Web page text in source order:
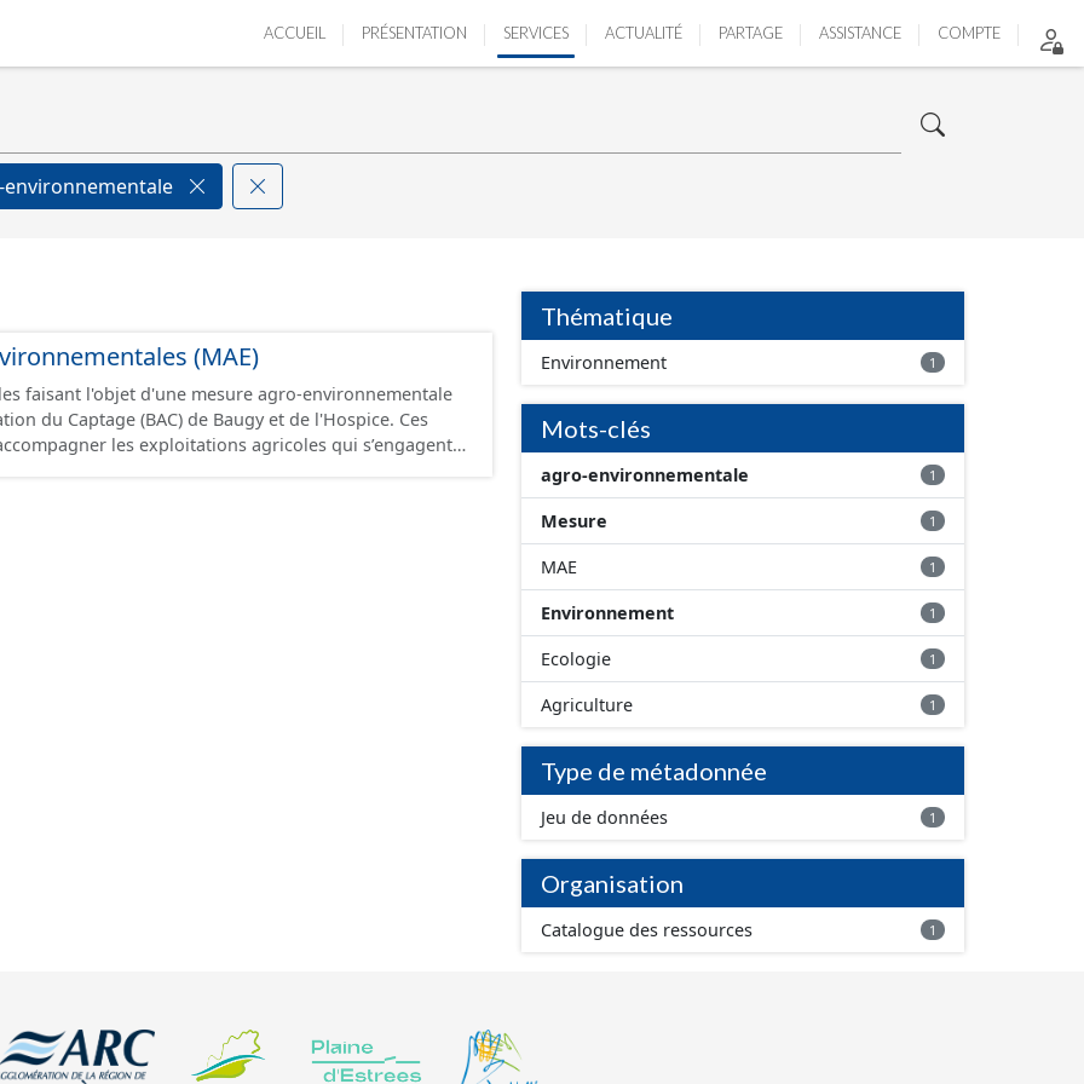
ACCUEIL PRÉSENTATION SERVICES ACTUALITÉ PARTAGE ASSISTANCE COMPTE
(MAE)
faisant l'objet d'une mesure agro-environnementale
du Captage (BAC) de Baugy et de l'Hospice. Ces
les exploitations agricoles qui s’engagent
Thématique
Environnement 1
Mots-clés
agro-environnementale 1
Mesure 1
MAE 1
Environnement 1
Ecologie 1
Agriculture 1
Type de métadonnée
Jeu de données 1
Organisation
Catalogue des ressources 1